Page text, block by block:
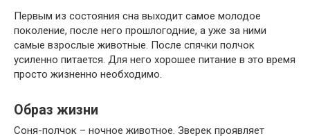
Первым из состояния сна выходит самое молодое
поколение, после него прошлогодние, а уже за ними
самые взрослые животные. После спячки полчок
усиленно питается. Для него хорошее питание в это время
просто жизненно необходимо.
Образ жизни
Соня-полчок – ночное животное. Зверек проявляет